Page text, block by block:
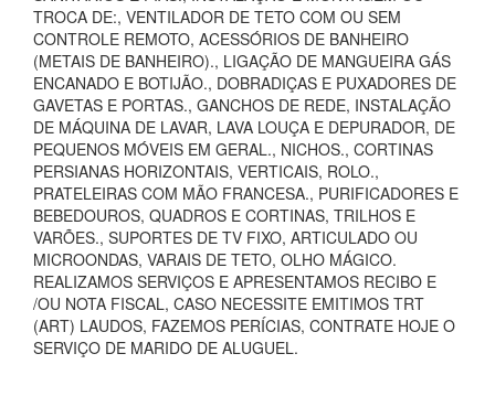
TROCA DE:, VENTILADOR DE TETO COM OU SEM
CONTROLE REMOTO, ACESSÓRIOS DE BANHEIRO
(METAIS DE BANHEIRO)., LIGAÇÃO DE MANGUEIRA GÁS
ENCANADO E BOTIJÃO., DOBRADIÇAS E PUXADORES DE
GAVETAS E PORTAS., GANCHOS DE REDE, INSTALAÇÃO
DE MÁQUINA DE LAVAR, LAVA LOUÇA E DEPURADOR, DE
PEQUENOS MÓVEIS EM GERAL., NICHOS., CORTINAS
PERSIANAS HORIZONTAIS, VERTICAIS, ROLO.,
PRATELEIRAS COM MÃO FRANCESA., PURIFICADORES E
BEBEDOUROS, QUADROS E CORTINAS, TRILHOS E
VARÕES., SUPORTES DE TV FIXO, ARTICULADO OU
MICROONDAS, VARAIS DE TETO, OLHO MÁGICO.
REALIZAMOS SERVIÇOS E APRESENTAMOS RECIBO E
/OU NOTA FISCAL, CASO NECESSITE EMITIMOS TRT
(ART) LAUDOS, FAZEMOS PERÍCIAS, CONTRATE HOJE O
SERVIÇO DE MARIDO DE ALUGUEL.